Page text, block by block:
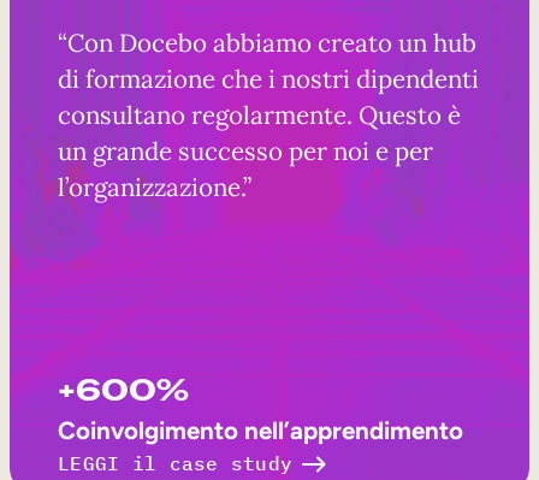
“Con Docebo abbiamo creato un hub
di formazione che i nostri dipendenti
consultano regolarmente. Questo è
un grande successo per noi e per
l’organizzazione.”
+600%
Coinvolgimento nell’apprendimento
LEGGI il case study